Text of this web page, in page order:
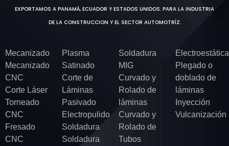
EXPORTAMOS A PANAMÁ, ECUADOR Y ESTADOS UNIDOS. PARA LA INDUSTRIA
DE LA CONSTRUCCION Y EL SECTOR AUTOMOTRÍZ.
Mecanizado
Mecanizado
CNC
Corte Láser
Torneado
CNC
Fresado
CNC
Plasma
Satinado
Corte de
Láminas
Pasivado
Electropulido
Soldadura
Soldadura
Soldadura
MIG
Curvado y
Rolado de
láminas
Curvado y
Rolado de
Tubos
Electroestática
Plegado o
doblado de
láminas
Inyección
Vulcanización